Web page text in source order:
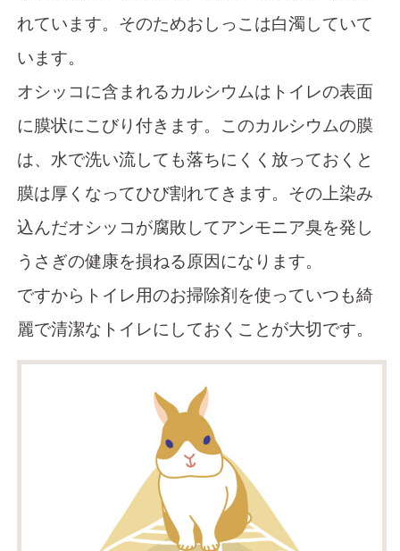
れています。そのためおしっこは白濁していて
います。
オシッコに含まれるカルシウムはトイレの表面
に膜状にこびり付きます。このカルシウムの膜
は、水で洗い流しても落ちにくく放っておくと
膜は厚くなってひび割れてきます。その上染み
込んだオシッコが腐敗してアンモニア臭を発し
うさぎの健康を損ねる原因になります。
ですからトイレ用のお掃除剤を使っていつも綺
麗で清潔なトイレにしておくことが大切です。